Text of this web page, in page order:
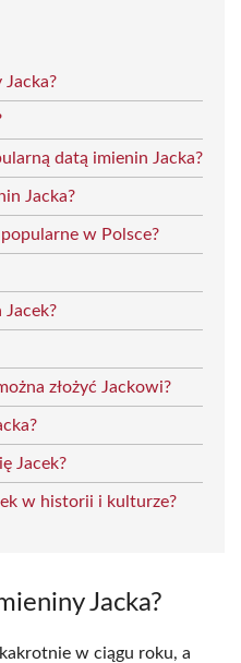
Jacka?
datą imienin Jacka?
Jacka?
w Polsce?
Jacek?
złożyć Jackowi?
Jacek?
w historii i kulturze?
Jacka?
w ciągu roku, a